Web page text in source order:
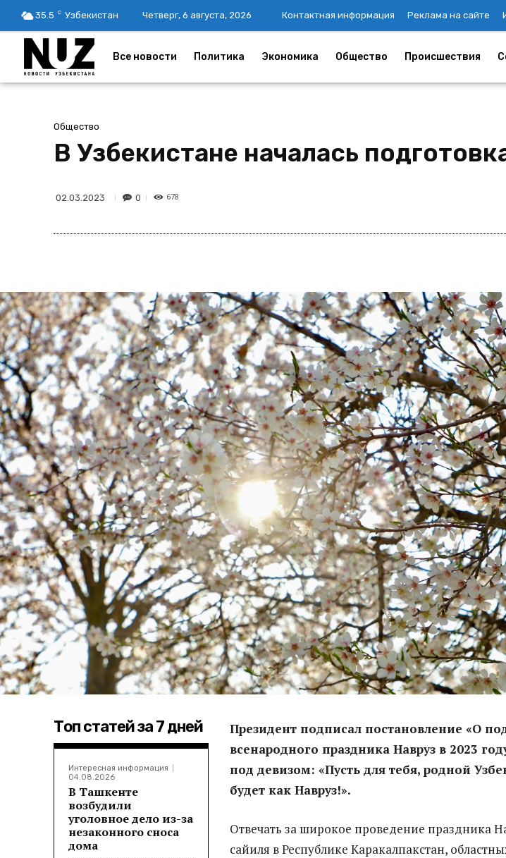
35.5 C Узбекистан Четверг, 6 августа, 2026 Контактная информация Реклама на сайте
Все новости Политика Экономика Общество Происшествия
Общество
В Узбекистане началась
02.03.2023 0 678
Топ статей за 7 дней
Интересная информация
04.08.2026
В Ташкенте
возбудили
уголовное дело из-за
незаконного сноса
дома
Президент подписал постановление «О
всенародного праздника Навруз в 2023
под девизом: «Пусть для тебя, родной
будет как Навруз!».
Отвечать за широкое проведение праздника
сайиля в Республике Каракалпакстан,